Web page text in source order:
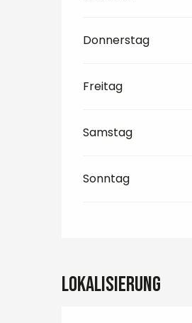
Donnerstag
Freitag
Samstag
Sonntag
Lokalisierung